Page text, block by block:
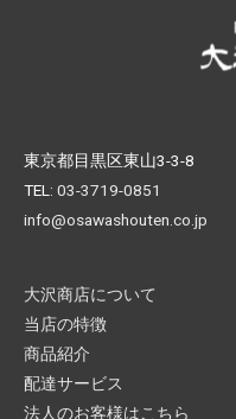
東京都目黒区東山3-3-8
TEL: 03-3719-0851
info@osawashouten.co.jp
大沢商店について
当店の特徴
商品紹介
配達サービス
法人のお客様はこちら